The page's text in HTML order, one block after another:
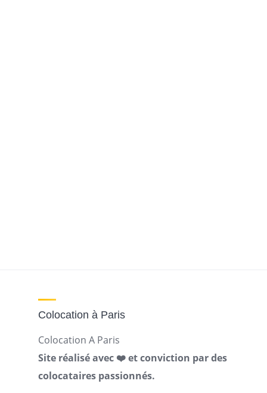
Colocation à Paris
Colocation A Paris
Site réalisé avec ❤️ et conviction par des
colocataires passionnés.